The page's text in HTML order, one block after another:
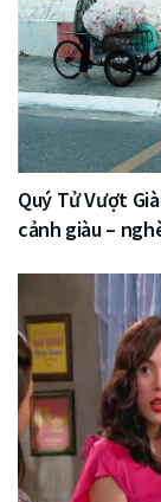
Quý Tử Vượt
cảnh giàu –